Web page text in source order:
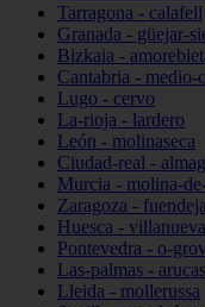
Tarragona - calafell
Granada - güejar-
Bizkaia -
Cantabria - medio-
Lugo - cervo
La-rioja - lardero
León - molinaseca
Ciudad-real -
Murcia - molina-
Zaragoza -
Huesca -
Pontevedra - o-
Las-palmas - arucas
Lleida - mollerussa